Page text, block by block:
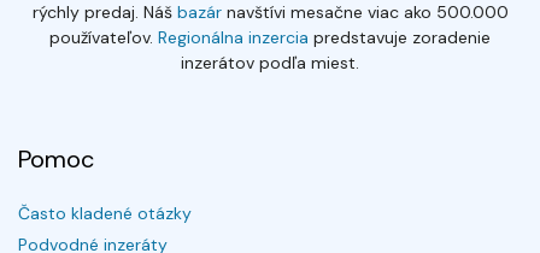
rýchly predaj. Náš bazárnavštívi mesačne viac ako 500.000
používateľov. Regionálna inzercia predstavuje zoradenie
inzerátov podľa miest.
Pomoc
Často kladené otázky
Podvodné inzeráty